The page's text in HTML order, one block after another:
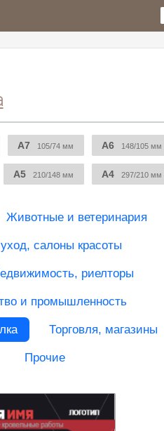
A7 105/74 мм A6 148/105 мм
A5 210/148 мм A4 297/210 мм
Животные и ветеринария
салоны красоты
риелторы
и промышленность
Торговля, магазины
Прочие